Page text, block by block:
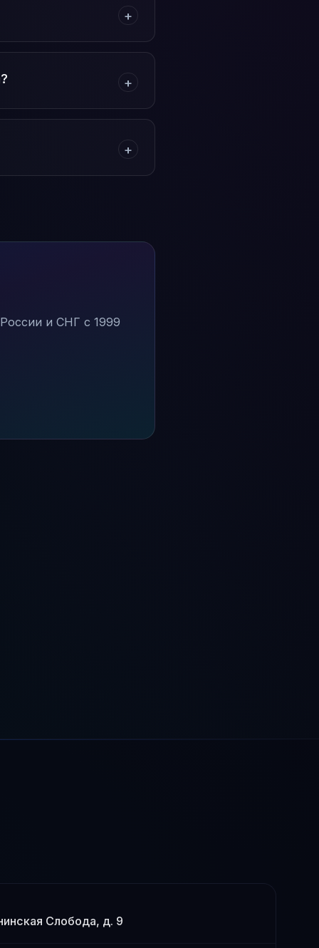
+
+
+
и СНГ с 1999
Слобода, д. 9